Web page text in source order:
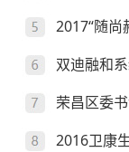
2017“随尚
双迪融和
荣昌区委
2016卫康